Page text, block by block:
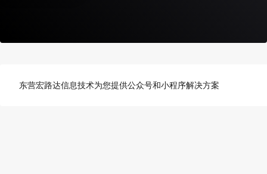
东营宏路达信息技术为您提供公众号和小程序解决方案